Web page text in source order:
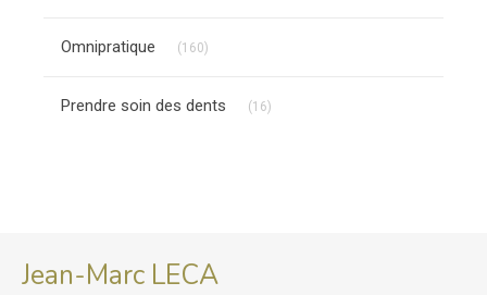
Omnipratique (160)
Prendre soin des dents (16)
Jean-Marc LECA